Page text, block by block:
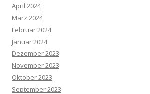
April 2024
März 2024
Februar 2024
Januar 2024
Dezember 2023
November 2023
Oktober 2023
September 2023